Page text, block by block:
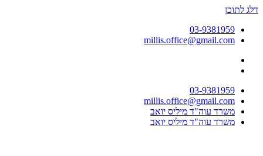
דלג לתוכן
03-9381959
millis.office@gmail.com
03-9381959
millis.office@gmail.com
משרד עוה"ד מיליס יואב
משרד עוה"ד מיליס יואב